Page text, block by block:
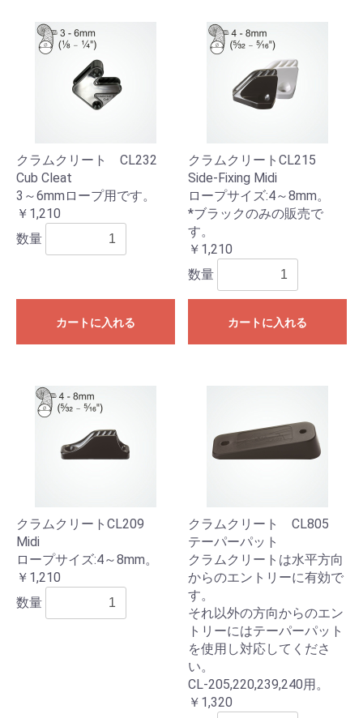
クラムクリート CL232
Cub Cleat
3～6mmロープ用です。
￥1,210
数量
カートに入れる
クラムクリートCL215
Side-Fixing Midi
ロープサイズ:4～8mm。
*ブラックのみの販売で
す。
￥1,210
数量
カートに入れる
クラムクリートCL209
Midi
ロープサイズ:4～8mm。
￥1,210
数量
クラムクリート CL805
テーパーパット
クラムクリートは水平方向
からのエントリーに有効で
す。
それ以外の方向からのエン
トリーにはテーパーパット
を使用し対応してくださ
い。
CL-205,220,239,240用。
￥1,320